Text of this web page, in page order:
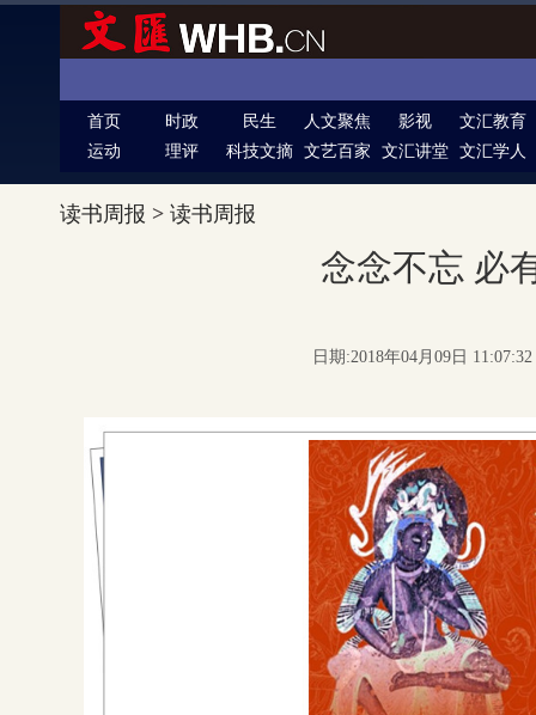
首页 时政 民生 人文聚焦 影视
文汇教育
运动
理评 科技文摘 文艺百家 文汇讲堂 文汇学人
读书周报 > 读书周报
念念不忘 必
日期:2018年04月09日